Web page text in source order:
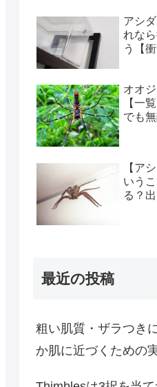
アシ
れな
う【
オオ
【一
でも
【ア
いう
る？
最近の投稿
粗い肌質・ザラつき
か肌に近づくための